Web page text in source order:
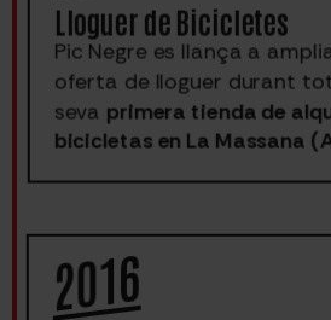
Lloguer de Bicicletes
Pic Negre es llança a
oferta de lloguer durant
seva primera tienda de
bicicletas en La Massana
2016